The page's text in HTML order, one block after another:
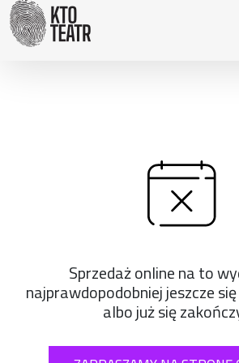
Przejdź do treści
Sprzedaż online na to
najprawdopodobniej jeszcze
albo już się